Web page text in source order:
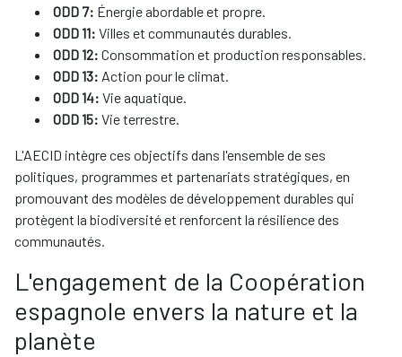
ODD 7: Énergie abordable et propre.
ODD 11: Villes et communautés durables.
ODD 12: Consommation et production responsables.
ODD 13: Action pour le climat.
ODD 14: Vie aquatique.
ODD 15: Vie terrestre.
L'AECID intègre ces objectifs dans l'ensemble de ses
politiques, programmes et partenariats stratégiques, en
promouvant des modèles de développement durables qui
protègent la biodiversité et renforcent la résilience des
communautés.
L'engagement de la Coopération
espagnole envers la nature et la
planète